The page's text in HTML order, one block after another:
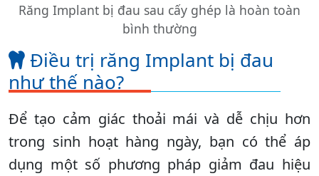
Răng Implant bị đau sau cấy ghép là hoàn toàn
bình thường
Điều trị răng Implant bị đau
như thế nào?
Để tạo cảm giác thoải mái và dễ chịu hơn
trong sinh hoạt hàng ngày, bạn có thể áp
dụng một số phương pháp giảm đau hiệu